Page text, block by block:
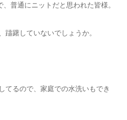
普通にニットだと思われた皆様。
躊躇していないでしょうか。
てるので、家庭での水洗いもでき